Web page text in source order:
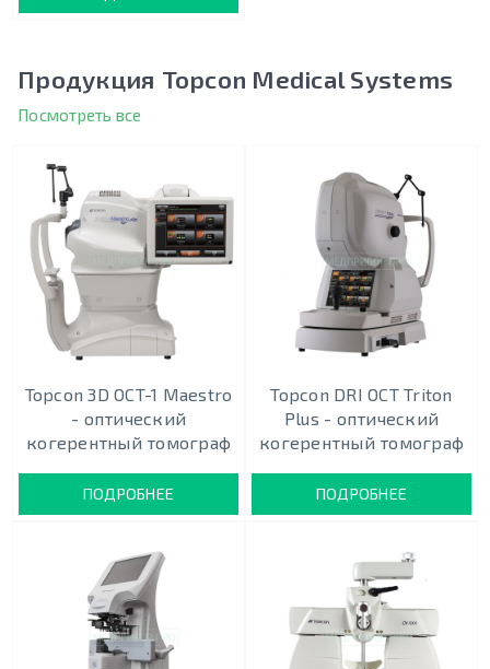
Продукция Topcon Medical Systems
Посмотреть все
Topcon 3D OCT-1 Maestro
- оптический
когерентный томограф
ПОДРОБНЕЕ
Topcon DRI OCT Triton
Plus - оптический
когерентный томограф
ПОДРОБНЕЕ